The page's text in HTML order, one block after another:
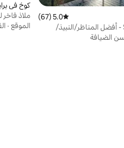
متوسط التقييم 5.0 من 5، 67 مراجعات
5.0 (67)
Skyline Serenity - أفضل المناظر/النبيذ/
الضيافة
كوخ في
ملاذ
ساونا •
الموقع ·